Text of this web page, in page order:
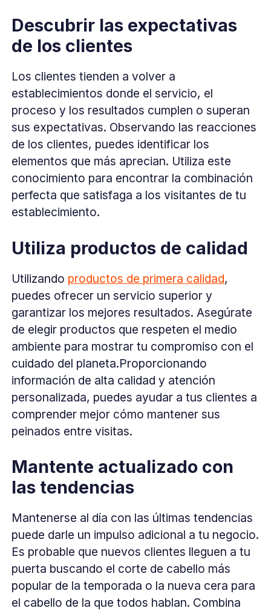
Descubrir las expectativas
de los clientes
Los clientes tienden a volver a
establecimientos donde el servicio, el
proceso y los resultados cumplen o superan
sus expectativas. Observando las reacciones
de los clientes, puedes identificar los
elementos que más aprecian. Utiliza este
conocimiento para encontrar la combinación
perfecta que satisfaga a los visitantes de tu
establecimiento.
Utiliza productos de calidad
Utilizando productos de primera calidad,
puedes ofrecer un servicio superior y
garantizar los mejores resultados. Asegúrate
de elegir productos que respeten el medio
ambiente para mostrar tu compromiso con el
cuidado del planeta.Proporcionando
información de alta calidad y atención
personalizada, puedes ayudar a tus clientes a
comprender mejor cómo mantener sus
peinados entre visitas.
Mantente actualizado con
las tendencias
Mantenerse al día con las últimas tendencias
puede darle un impulso adicional a tu negocio.
Es probable que nuevos clientes lleguen a tu
puerta buscando el corte de cabello más
popular de la temporada o la nueva cera para
el cabello de la que todos hablan. Combina